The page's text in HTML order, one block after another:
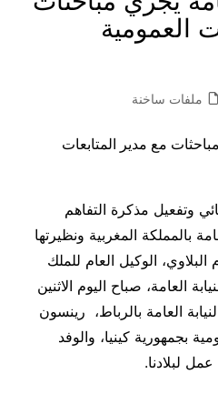
العمومية
ملفات ساخنة
وتفعيل مذكرة التفاهم
بالمملكة المغربية ونظيرتها
الوكيل العام للملك
العامة، صباح اليوم الاثنين
رئاسة النيابة العامة بالرباط، رينسون
بجمهورية كينيا، والوفد
لبلادنا.